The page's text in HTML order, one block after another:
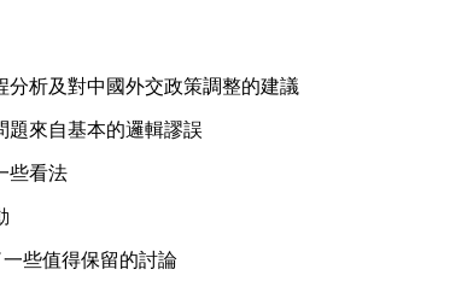
分析及對中國外交政策調整的建議
題來自基本的邏輯謬誤
些看法
一些值得保留的討論